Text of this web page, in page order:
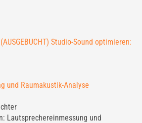
(AUSGEBUCHT) Studio-Sound optimieren:
und Raumakustik-Analyse
Lautsprechereinmessung und